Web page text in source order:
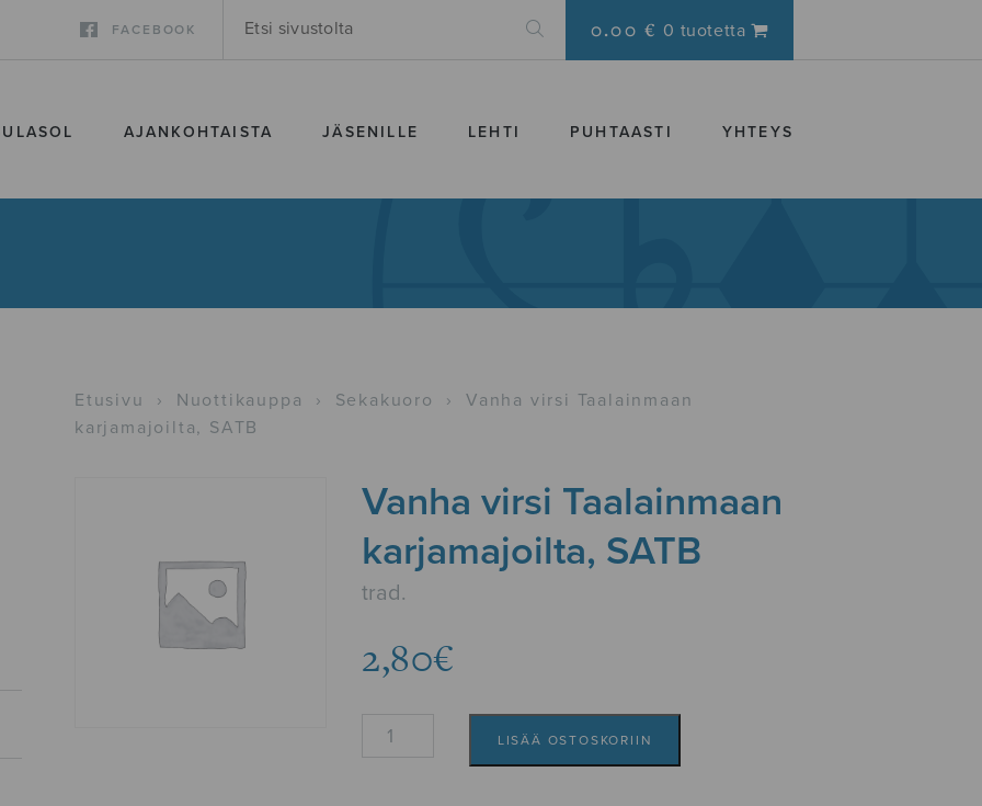
FACEBOOK 0.00 € 0 tuotetta
AJANKOHTAISTA JÄSENILLE LEHTI PUHTAASTI YHTEYS
Etusivu › Nuottikauppa › Sekakuoro ›
Vanha virsi Taalainmaan
karjamajoilta, SATB
Vanha virsi Taalainmaan
karjamajoilta, SATB
trad.
2,80€
Vanha
LISÄÄ OSTOSKORIIN